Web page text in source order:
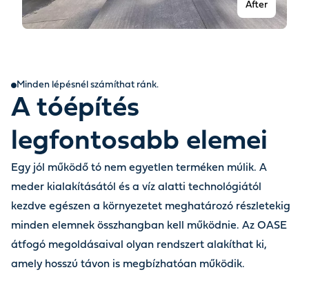
After
Before
Minden lépésnél számíthat ránk.
A tóépítés
legfontosabb elemei
Egy jól működő tó nem egyetlen terméken múlik. A
meder kialakításától és a víz alatti technológiától
kezdve egészen a környezetet meghatározó részletekig
minden elemnek összhangban kell működnie. Az OASE
átfogó megoldásaival olyan rendszert alakíthat ki,
amely hosszú távon is megbízhatóan működik.